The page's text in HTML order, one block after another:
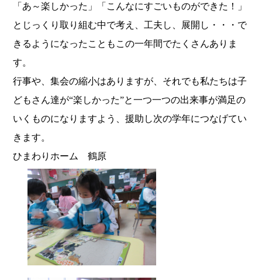
「あ～楽しかった」「こんなにすごいものができた！」
とじっくり取り組む中で考え、工夫し、展開し・・・で
きるようになったこともこの一年間でたくさんありま
す。
行事や、集会の縮小はありますが、それでも私たちは子
どもさん達が“楽しかった”と一つ一つの出来事が満足の
いくものになりますよう、援助し次の学年につなげてい
きます。
ひまわりホーム 鶴原